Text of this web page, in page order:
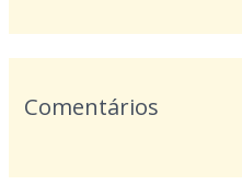
Comentários